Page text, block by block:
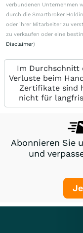
verbundenen Unternehmen
durch die Smartbroker
oder ihrer Mitarbeiter zu
zu verkaufen oder eine
Disclaimer)
Im Durchschnitt
Verluste beim
Zertifikate sind
nicht für
Abonnieren Sie
und